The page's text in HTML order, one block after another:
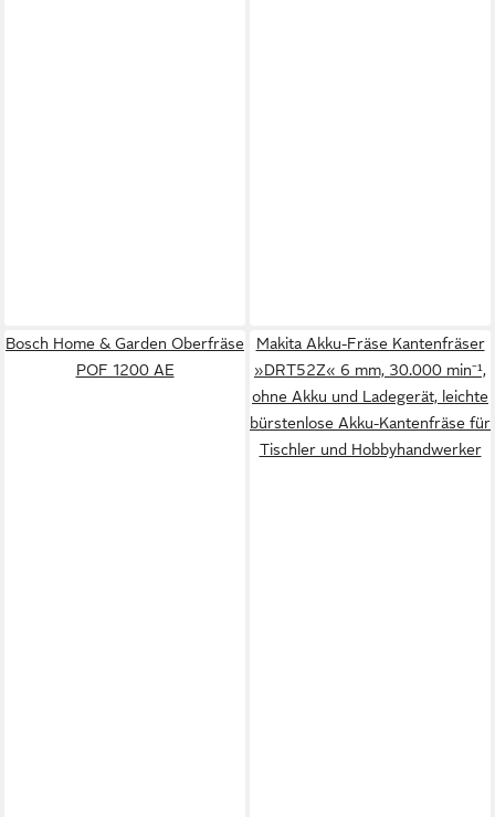
Bosch Home & Garden Oberfräse
POF 1200 AE
Makita Akku-Fräse Kantenfräser
»DRT52Z« 6 mm, 30.000 min⁻¹,
ohne Akku und Ladegerät, leichte
bürstenlose Akku-Kantenfräse für
Tischler und Hobbyhandwerker